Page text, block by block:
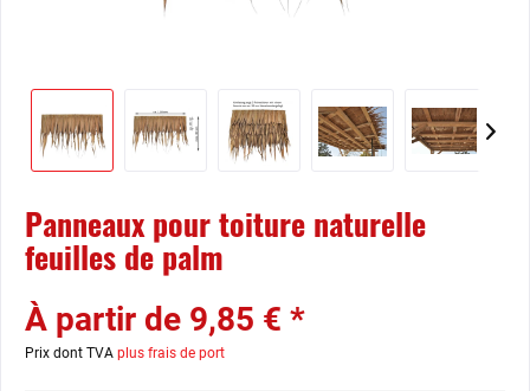
Panneaux pour toiture naturelle
feuilles de palm
À partir de 9,85 € *
Prix dont TVA plus frais de port